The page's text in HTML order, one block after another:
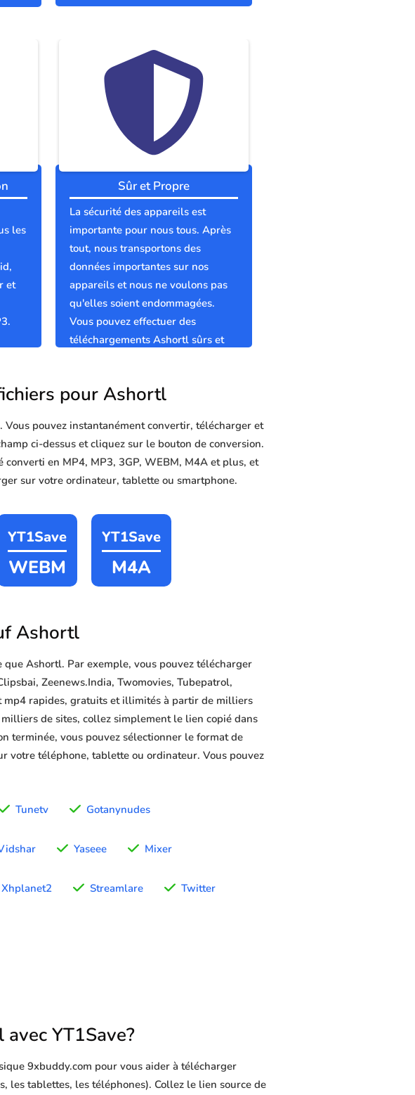
les
et
Sûr et Propre
La sécurité des appareils est
importante pour nous tous. Après
tout, nous transportons des
données importantes sur nos
appareils et nous ne voulons pas
qu'elles soient endommagées.
Vous pouvez effectuer des
téléchargements Ashortl sûrs et
pour Ashortl
pouvez instantanément convertir, télécharger et
ci-dessus et cliquez sur le bouton de conversion.
en MP4, MP3, 3GP, WEBM, M4A et plus, et
sur votre ordinateur, tablette ou smartphone.
YT1Save
WEBM
YT1Save
M4A
Ashortl
Ashortl. Par exemple, vous pouvez télécharger
Zeenews.India, Twomovies, Tubepatrol,
mp4 rapides, gratuits et illimités à partir de milliers
de sites, collez simplement le lien copié dans
terminée, vous pouvez sélectionner le format de
votre téléphone, tablette ou ordinateur. Vous pouvez
Tunetv Gotanynudes
Yaseee Mixer
Xhplanet2 Streamlare Twitter
YT1Save?
9xbuddy.com pour vous aider à télécharger
tablettes, les téléphones). Collez le lien source de